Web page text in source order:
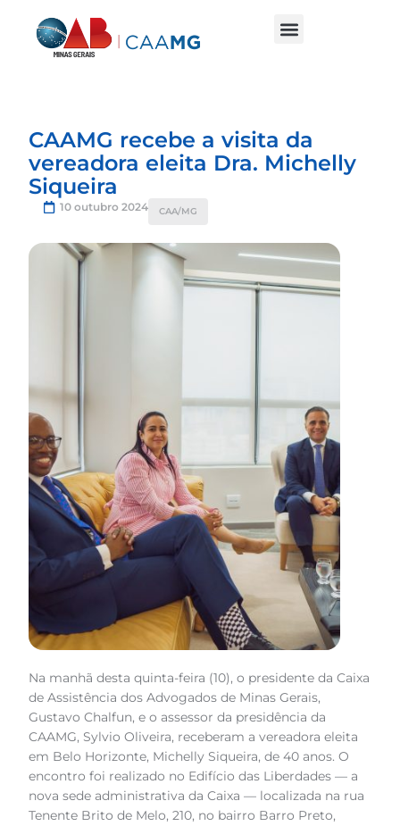
CAAMG recebe a visita da
vereadora eleita Dra. Michelly
Siqueira
10 outubro 2024 CAA/MG
Na manhã desta quinta-feira (10), o presidente da Caixa
de Assistência dos Advogados de Minas Gerais,
Gustavo Chalfun, e o assessor da presidência da
CAAMG, Sylvio Oliveira, receberam a vereadora eleita
em Belo Horizonte, Michelly Siqueira, de 40 anos. O
encontro foi realizado no Edifício das Liberdades — a
nova sede administrativa da Caixa — localizada na rua
Tenente Brito de Melo, 210, no bairro Barro Preto,